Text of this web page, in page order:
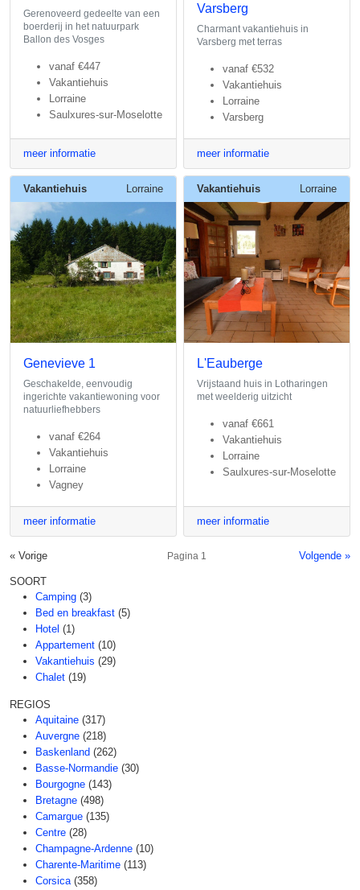
Gerenoveerd gedeelte van een
boerderij in het natuurpark
Ballon des Vosges
vanaf €447
Vakantiehuis
Lorraine
Saulxures-sur-Moselotte
meer informatie
Varsberg
Charmant vakantiehuis in
Varsberg met terras
vanaf €532
Vakantiehuis
Lorraine
Varsberg
meer informatie
Vakantiehuis Lorraine
Genevieve 1
Geschakelde, eenvoudig
ingerichte vakantiewoning voor
natuurliefhebbers
vanaf €264
Vakantiehuis
Lorraine
Vagney
meer informatie
Vakantiehuis Lorraine
L'Eauberge
Vrijstaand huis in Lotharingen
met weelderig uitzicht
vanaf €661
Vakantiehuis
Lorraine
Saulxures-sur-Moselotte
meer informatie
« Vorige Volgende »
Pagina 1
SOORT
Camping (3)
Bed en breakfast (5)
Hotel (1)
Appartement (10)
Vakantiehuis (29)
Chalet (19)
REGIOS
Aquitaine (317)
Auvergne (218)
Baskenland (262)
Basse-Normandie (30)
Bourgogne (143)
Bretagne (498)
Camargue (135)
Centre (28)
Champagne-Ardenne (10)
Charente-Maritime (113)
Corsica (358)